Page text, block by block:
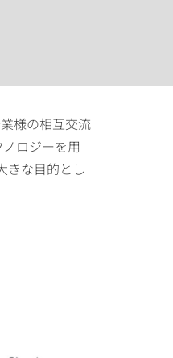
様の相互交流
ロジーを用
きな目的とし